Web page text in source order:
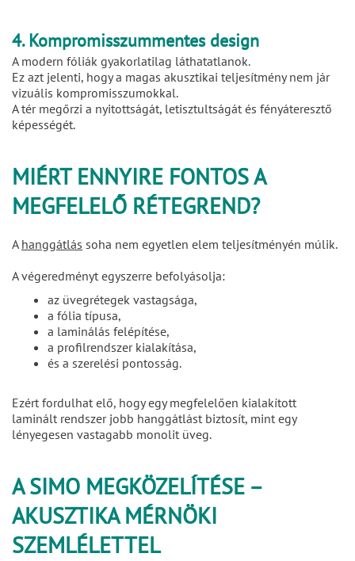
4. Kompromisszummentes design
A modern fóliák gyakorlatilag láthatatlanok.
Ez azt jelenti, hogy a magas akusztikai teljesítmény nem jár
vizuális kompromisszumokkal.
A tér megőrzi a nyitottságát, letisztultságát és fényáteresztő
képességét.
MIÉRT ENNYIRE FONTOS A
MEGFELELŐ RÉTEGREND?
A hanggátlás soha nem egyetlen elem teljesítményén múlik.
A végeredményt egyszerre befolyásolja:
az üvegrétegek vastagsága,
a fólia típusa,
a laminálás felépítése,
a profilrendszer kialakítása,
és a szerelési pontosság.
Ezért fordulhat elő, hogy egy megfelelően kialakított
laminált rendszer jobb hanggátlást biztosít, mint egy
lényegesen vastagabb monolit üveg.
A SIMO MEGKÖZELÍTÉSE –
AKUSZTIKA MÉRNÖKI
SZEMLÉLETTEL